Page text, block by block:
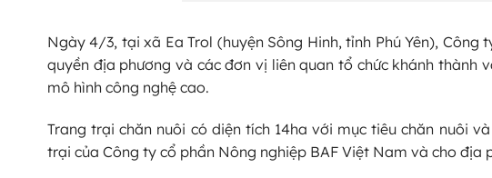
Ngày 4/3, tại xã Ea Trol (huyện Sông Hinh, tỉnh Phú Yên),
quyền địa phương và các đơn vị liên quan tổ chức khánh
mô hình công nghệ cao.
Trang trại chăn nuôi có diện tích 14ha với mục tiêu chăn nuôi
trại của Công ty cổ phần Nông nghiệp BAF Việt Nam và cho địa